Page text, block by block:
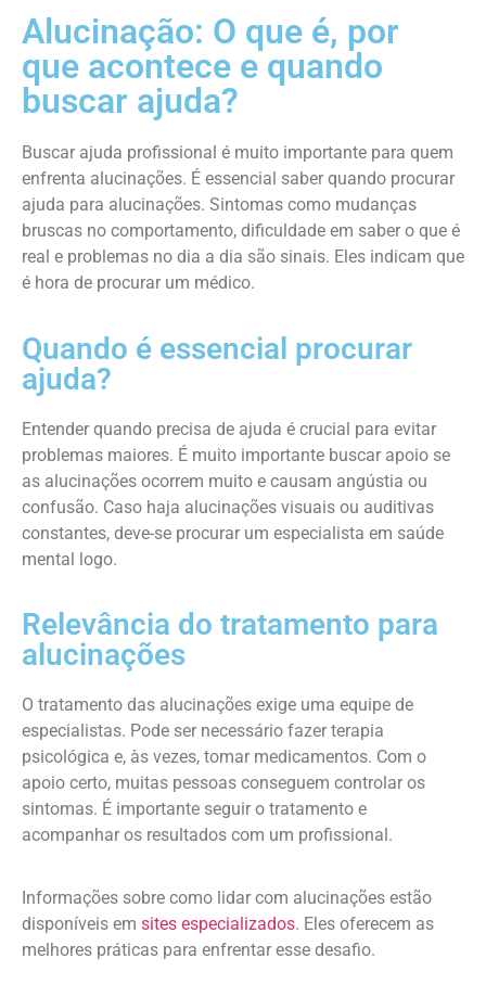
Alucinação: O que é, por
que acontece e quando
buscar ajuda?
Buscar ajuda profissional é muito importante para quem
enfrenta alucinações. É essencial saber quando procurar
ajuda para alucinações. Sintomas como mudanças
bruscas no comportamento, dificuldade em saber o que é
real e problemas no dia a dia são sinais. Eles indicam que
é hora de procurar um médico.
Quando é essencial procurar
ajuda?
Entender quando precisa de ajuda é crucial para evitar
problemas maiores. É muito importante buscar apoio se
as alucinações ocorrem muito e causam angústia ou
confusão. Caso haja alucinações visuais ou auditivas
constantes, deve-se procurar um especialista em saúde
mental logo.
Relevância do tratamento para
alucinações
O tratamento das alucinações exige uma equipe de
especialistas. Pode ser necessário fazer terapia
psicológica e, às vezes, tomar medicamentos. Com o
apoio certo, muitas pessoas conseguem controlar os
sintomas. É importante seguir o tratamento e
acompanhar os resultados com um profissional.
Informações sobre como lidar com alucinações estão
disponíveis em sites especializados. Eles oferecem as
melhores práticas para enfrentar esse desafio.